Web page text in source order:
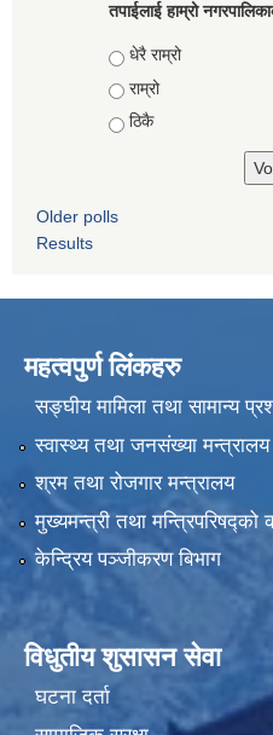
तपाईलाई हाम्रो
Choices
धेरै राम्रो
राम्रो
ठिकै
Older polls
Results
महत्वपुर्ण लिंकहरु
सङ्घीय मामिला तथा सामान्य
स्वास्थ्य तथा जनसंख्या मन्त्रालय
श्रम तथा रोजगार मन्त्रालय
मुख्यमन्त्री तथा मन्त्रिपरिषद्को
केन्द्रिय पञ्जीकरण बिभाग
विधुतीय शुसासन सेवा
घटना दर्ता